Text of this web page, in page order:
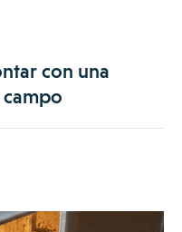
con una